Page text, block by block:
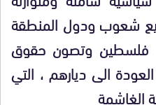
شعوب ودول المنطقة
فلسطين وتصون حقوق
الى ديارهم ، التي
الغاشمة